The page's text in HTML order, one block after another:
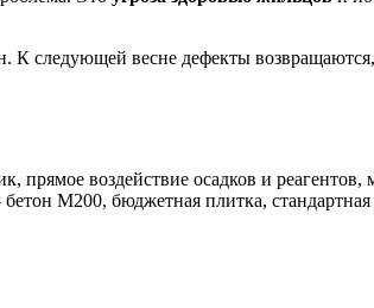
следующей весне дефекты
воздействие осадков и реагентов,
М200, бюджетная плитка, стандартная